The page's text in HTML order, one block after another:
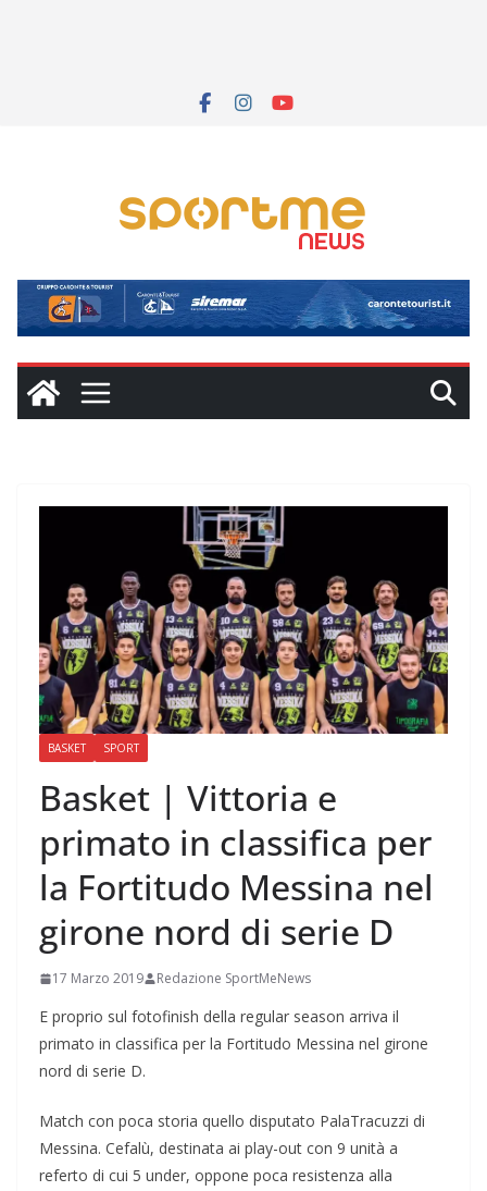
BASKET SPORT
Basket | Vittoria e
primato in classifica per
la Fortitudo Messina nel
girone nord di serie D
17 Marzo 2019 Redazione SportMeNews
E proprio sul fotofinish della regular season arriva il
primato in classifica per la Fortitudo Messina nel girone
nord di serie D.
Match con poca storia quello disputato PalaTracuzzi di
Messina. Cefalù, destinata ai play-out con 9 unità a
referto di cui 5 under, oppone poca resistenza alla